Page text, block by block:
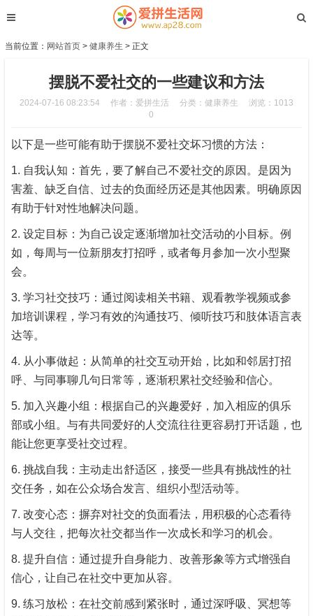
当前位置： 网站首页 > 健康养生 > 正文
摆脱不爱社交的一些建议和方法
2024-07-16 08:23:54 作者：爱拼生活 分类： 健康养生
浏览：1013
0
以下是一些可能有助于摆脱不爱社交坏习惯的方法：
1. 自我认知：首先，要了解自己不爱社交的原因。是因为
害羞、缺乏自信、过去的负面经历还是其他因素。明确原因
有助于针对性地解决问题。
2. 设定目标：为自己设定逐渐增加社交活动的小目标。例
如，每周与一位新朋友打招呼，或者每月参加一次小型聚
会。
3. 学习社交技巧：通过阅读相关书籍、观看教学视频或参
加培训课程，学习有效的沟通技巧、倾听技巧和肢体语言表
达等。
4. 从小事做起：从简单的社交互动开始，比如和邻居打招
呼、与同事聊几句日常等，逐渐积累社交经验和信心。
5. 加入兴趣小组：根据自己的兴趣爱好，加入相应的俱乐
部或小组。与有共同爱好的人交流往往更容易打开话题，也
能让您更享受社交过程。
6. 挑战自我：主动走出舒适区，接受一些具有挑战性的社
交任务，如在公众场合发言、组织小型活动等。
7. 改变心态：摒弃对社交的负面看法，用积极的心态看待
与人交往，把每次社交都当作一次成长和学习的机会。
8. 提升自信：通过提升自身能力、改善形象等方式增强自
信心，让自己在社交中更加从容。
9. 练习放松：在社交前感到紧张时，通过深呼吸、冥想等